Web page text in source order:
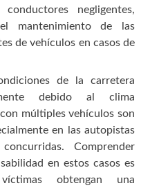
negligentes,
mantenimiento de las
de vehículos en casos de
de la carretera
debido al clima
múltiples vehículos son
en las autopistas
Comprender
en estos casos es
obtengan una